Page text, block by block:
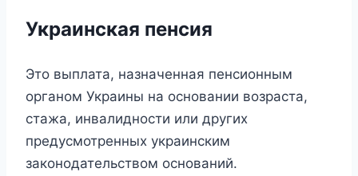
Украинская пенсия
Это выплата, назначенная пенсионным
органом Украины на основании возраста,
стажа, инвалидности или других
предусмотренных украинским
законодательством оснований.